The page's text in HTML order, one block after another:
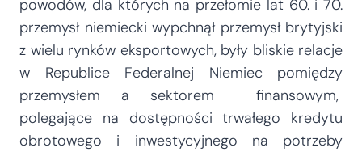
powodów, dla których na przełomie lat 60. i 70.
przemysł niemiecki wypchnął przemysł brytyjski
z wielu rynków eksportowych, były bliskie relacje
w Republice Federalnej Niemiec pomiędzy
przemysłem a sektorem finansowym,
polegające na dostępności trwałego kredytu
obrotowego i inwestycyjnego na potrzeby